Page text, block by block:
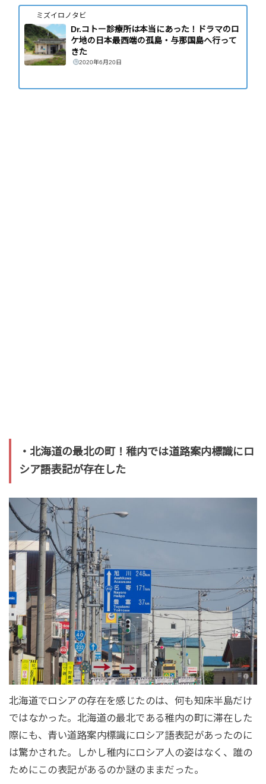
ミズイロノタビ
Dr.コトー診療所は本当にあった！ドラマのロ
ケ地の日本最西端の孤島・与那国島へ行って
きた
2020年6月20日
・北海道の最北の町！稚内では道路案内標識にロ
シア語表記が存在した
北海道でロシアの存在を感じたのは、何も知床半島だけ
ではなかった。北海道の最北である稚内の町に滞在した
際にも、青い道路案内標識にロシア語表記があったのに
は驚かされた。しかし稚内にロシア人の姿はなく、誰の
ためにこの表記があるのか謎のままだった。